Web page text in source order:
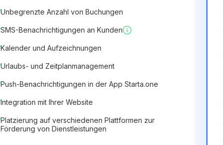
Unbegrenzte Anzahl von Buchungen
SMS-Benachrichtigungen an Kunden
Kalender und Aufzeichnungen
Urlaubs- und Zeitplanmanagement
Push-Benachrichtigungen in der App Starta.one
Integration mit Ihrer Website
Platzierung auf verschiedenen Plattformen zur
Förderung von Dienstleistungen